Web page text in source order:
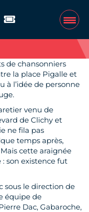
de chansonniers
la place Pigalle et
à l’idée de personne
venu de
de Clichy et
ne fila pas
temps après,
cette araignée
son existence fut
sous le direction de
équipe de
Dac, Gabaroche,